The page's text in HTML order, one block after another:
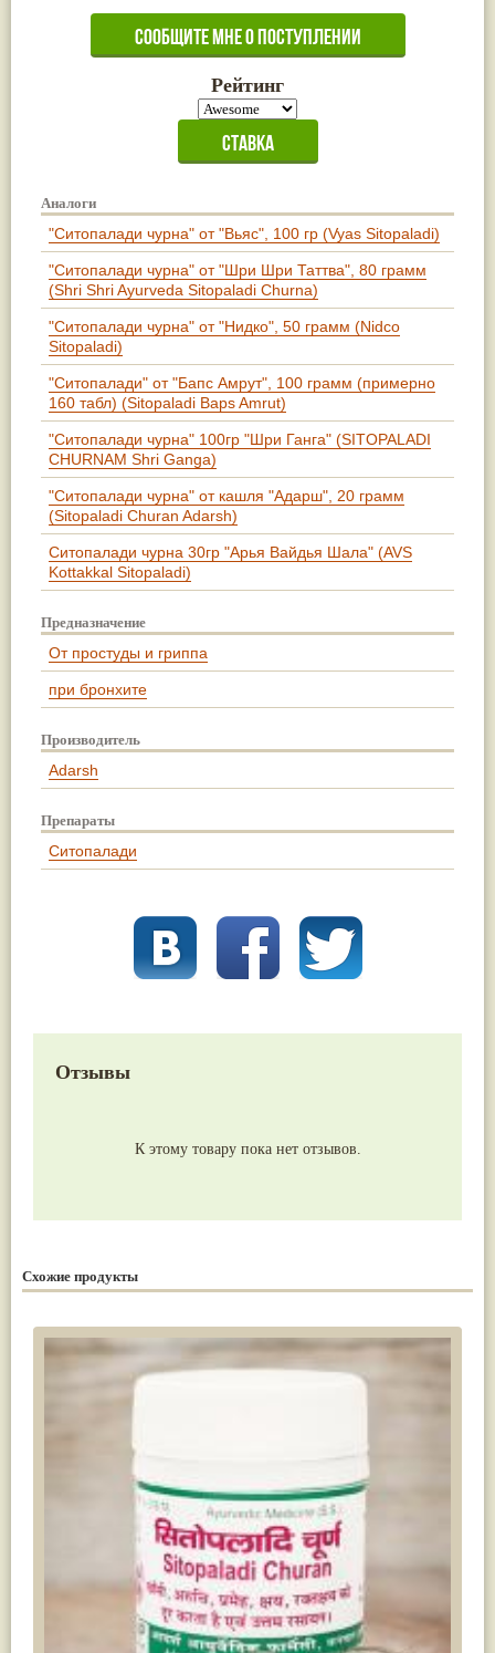
Рейтинг
Аналоги
"Ситопалади чурна" от "Вьяс", 100 гр (Vyas Sitopaladi)
"Ситопалади чурна" от "Шри Шри Таттва", 80 грамм
(Shri Shri Ayurveda Sitopaladi Churna)
"Ситопалади чурна" от "Нидко", 50 грамм (Nidco
Sitopaladi)
"Ситопалади" от "Бапс Амрут", 100 грамм (примерно
160 табл) (Sitopaladi Baps Amrut)
"Ситопалади чурна" 100гр "Шри Ганга" (SITOPALADI
CHURNAM Shri Ganga)
"Ситопалади чурна" от кашля "Адарш", 20 грамм
(Sitopaladi Churan Adarsh)
Ситопалади чурна 30гр "Арья Вайдья Шала" (AVS
Kottakkal Sitopaladi)
Предназначение
От простуды и гриппа
при бронхите
Производитель
Adarsh
Препараты
Ситопалади
Отзывы
К этому товару пока нет отзывов.
Схожие продукты